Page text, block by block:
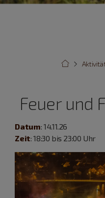
Feuer und
Datum: 14.11.26
Zeit: 18:30 bis 23:00 Uhr